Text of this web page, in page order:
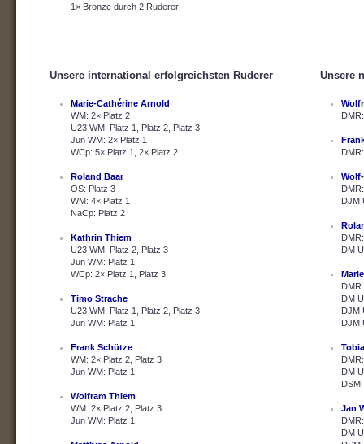
1× Bronze durch 2 Ruderer
Unsere international erfolgreichsten Ruderer
Marie-Cathérine Arnold
WM: 2× Platz 2
U23 WM: Platz 1, Platz 2, Platz 3
Jun WM: 2× Platz 1
WCp: 5× Platz 1, 2× Platz 2
Roland Baar
OS: Platz 3
WM: 4× Platz 1
NaCp: Platz 2
Kathrin Thiem
U23 WM: Platz 2, Platz 3
Jun WM: Platz 1
WCp: 2× Platz 1, Platz 3
Timo Strache
U23 WM: Platz 1, Platz 2, Platz 3
Jun WM: Platz 1
Frank Schütze
WM: 2× Platz 2, Platz 3
Jun WM: Platz 1
Wolfram Thiem
WM: 2× Platz 2, Platz 3
Jun WM: Platz 1
Unsere
DJM
DM
DM
DJM
DJM
DM
Jan
DM